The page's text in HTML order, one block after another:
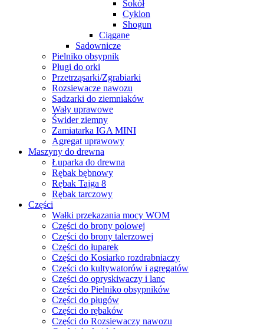
Sokół
Cyklon
Shogun
Ciągane
Sadownicze
Pielniko obsypnik
Pługi do orki
Przetrząsarki/Zgrabiarki
Rozsiewacze nawozu
Sadzarki do ziemniaków
Wały uprawowe
Świder ziemny
Zamiatarka IGA MINI
Agregat uprawowy
Maszyny do drewna
Łuparka do drewna
Rębak bębnowy
Rębak Tajga 8
Rębak tarczowy
Części
Wałki przekazania mocy WOM
Części do brony polowej
Części do brony talerzowej
Części do łuparek
Części do Kosiarko rozdrabniaczy
Części do kultywatorów i agregatów
Części do opryskiwaczy i lanc
Części do Pielniko obsypników
Części do pługów
Części do rębaków
Części do Rozsiewaczy nawozu